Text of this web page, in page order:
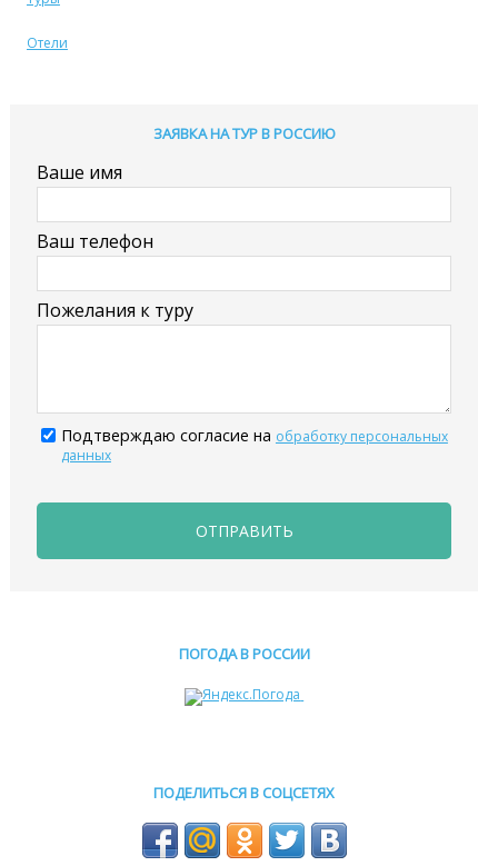
Отели
ЗАЯВКА НА ТУР В РОССИЮ
Ваше имя
Ваш телефон
Пожелания к туру
Подтверждаю согласие на обработку персональных
данных
ОТПРАВИТЬ
ПОГОДА В РОССИИ
ПОДЕЛИТЬСЯ В СОЦСЕТЯХ